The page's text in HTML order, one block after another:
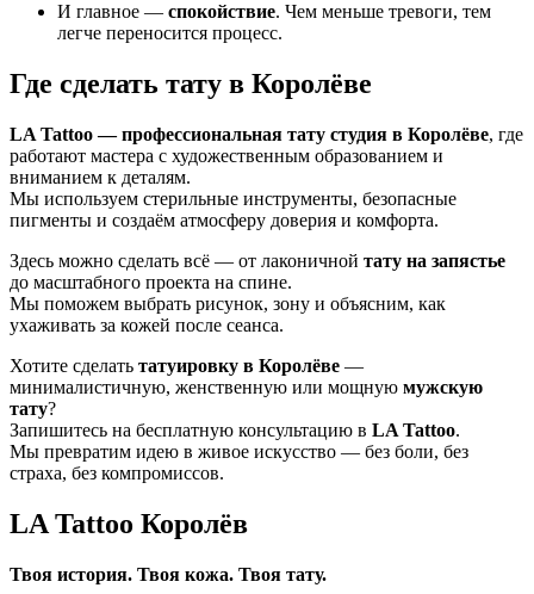
И главное — спокойствие. Чем меньше тревоги, тем
легче переносится процесс.
Где сделать тату в Королёве
LA Tattoo — профессиональная тату студия в Королёве, где
работают мастера с художественным образованием и
вниманием к деталям.
Мы используем стерильные инструменты, безопасные
пигменты и создаём атмосферу доверия и комфорта.
Здесь можно сделать всё — от лаконичной тату на запястье
до масштабного проекта на спине.
Мы поможем выбрать рисунок, зону и объясним, как
ухаживать за кожей после сеанса.
Хотите сделать татуировку в Королёве —
минималистичную, женственную или мощную мужскую
тату?
Запишитесь на бесплатную консультацию в LA Tattoo.
Мы превратим идею в живое искусство — без боли, без
страха, без компромиссов.
LA Tattoo Королёв
Твоя история. Твоя кожа. Твоя тату.